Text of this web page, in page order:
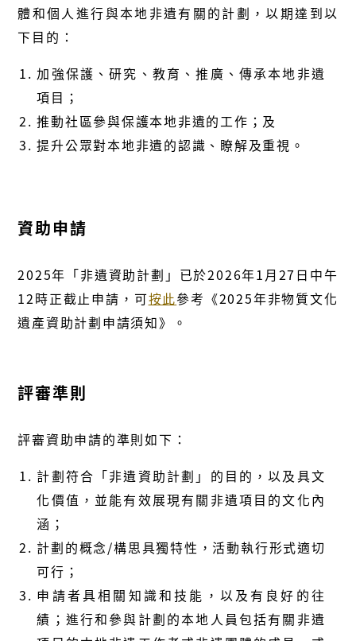
體和個人進行與本地非遺有關的計劃，以期達到以
下目的：
加強保護、研究、教育、推廣、傳承本地非遺
項目；
推動社區參與保護本地非遺的工作；及
提升公眾對本地非遺的認識、瞭解及重視。
資助申請
2025年「非遺資助計劃」已於2026年1月27日中午
12時正截止申請，可按此參考《2025年非物質文化
遺產資助計劃申請須知》。
評審準則
評審資助申請的準則如下：
計劃符合「非遺資助計劃」的目的，以及具文
化價值，並能有效展現有關非遺項目的文化內
涵；
計劃的概念/構思具獨特性，活動執行形式適切
可行；
申請者具相關知識和技能，以及有良好的往
績；進行和參與計劃的本地人員包括有關非遺